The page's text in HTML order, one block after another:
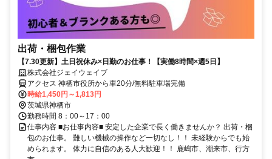
出荷・梱包作業
【7.30更新】土日祝休み×日勤のお仕事！【実働8時間×週5日】
株式会社ジェイウェイブ
アクセス 神栖市役所から車20分/無料駐車場完備
時給1,450円～1,813円
茨城県神栖市
勤務時間 8：00～17：00
仕事内容 ■お仕事内容■ 安定した企業で長く働きませんか？ 出荷・梱
包のお仕事。 難しい機械の操作など一切なし！！ 未経験からでも始
められます。 体力に自信のある人大歓迎！！ 鹿嶋市、潮来市、行方